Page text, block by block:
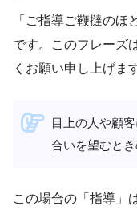
「ご指導ご鞭撻のほ
です。このフレーズ
くお願い申し上げま
目上の人や顧
合いを望むとき
この場合の「指導」